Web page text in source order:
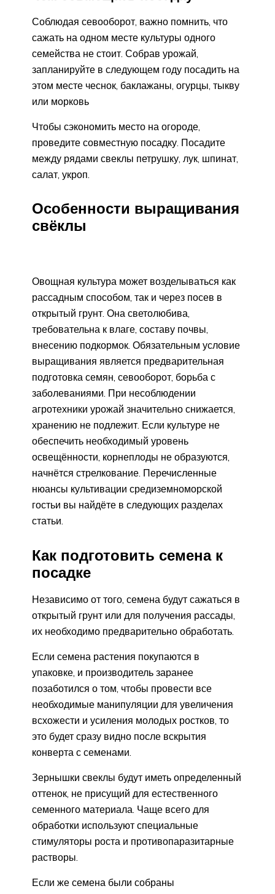
Соблюдая севооборот, важно помнить, что
сажать на одном месте культуры одного
семейства не стоит. Собрав урожай,
запланируйте в следующем году посадить на
этом месте чеснок, баклажаны, огурцы, тыкву
или морковь
Чтобы сэкономить место на огороде,
проведите совместную посадку. Посадите
между рядами свеклы петрушку, лук, шпинат,
салат, укроп.
Особенности выращивания
свёклы
Овощная культура может возделываться как
рассадным способом, так и через посев в
открытый грунт. Она светолюбива,
требовательна к влаге, составу почвы,
внесению подкормок. Обязательным условие
выращивания является предварительная
подготовка семян, севооборот, борьба с
заболеваниями. При несоблюдении
агротехники урожай значительно снижается,
хранению не подлежит. Если культуре не
обеспечить необходимый уровень
освещённости, корнеплоды не образуются,
начнётся стрелкование. Перечисленные
нюансы культивации средиземноморской
гостьи вы найдёте в следующих разделах
статьи.
Как подготовить семена к
посадке
Независимо от того, семена будут сажаться в
открытый грунт или для получения рассады,
их необходимо предварительно обработать.
Если семена растения покупаются в
упаковке, и производитель заранее
позаботился о том, чтобы провести все
необходимые манипуляции для увеличения
всхожести и усиления молодых ростков, то
это будет сразу видно после вскрытия
конверта с семенами.
Зернышки свеклы будут иметь определенный
оттенок, не присущий для естественного
семенного материала. Чаще всего для
обработки используют специальные
стимуляторы роста и противопаразитарные
растворы.
Если же семена были собраны